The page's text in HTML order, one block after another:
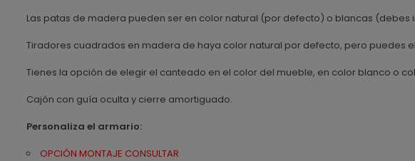
Las patas de madera pueden ser en color natural (por defecto) o blancas (debes
Tiradores cuadrados en madera de haya color natural por defecto, pero puedes
Tienes la opción de elegir el canteado en el color del mueble, en color blanco o
Cajón con guía oculta y cierre amortiguado.
Personaliza el armario:
OPCIÓN MONTAJE CONSULTAR